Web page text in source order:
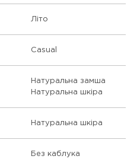
Літо
Casual
Натуральна замша
Натуральна шкіра
Натуральна шкіра
Без каблука